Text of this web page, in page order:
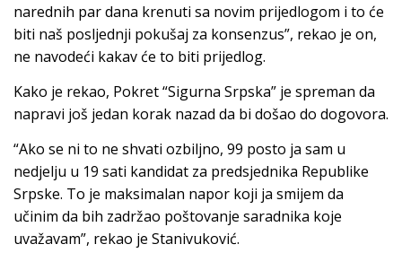
narednih par dana krenuti sa novim prijedlogom i to će
biti naš posljednji pokušaj za konsenzus”, rekao je on,
ne navodeći kakav će to biti prijedlog.
Kako je rekao, Pokret “Sigurna Srpska” je spreman da
napravi još jedan korak nazad da bi došao do dogovora.
“Ako se ni to ne shvati ozbiljno, 99 posto ja sam u
nedjelju u 19 sati kandidat za predsjednika Republike
Srpske. To je maksimalan napor koji ja smijem da
učinim da bih zadržao poštovanje saradnika koje
uvažavam”, rekao je Stanivuković.